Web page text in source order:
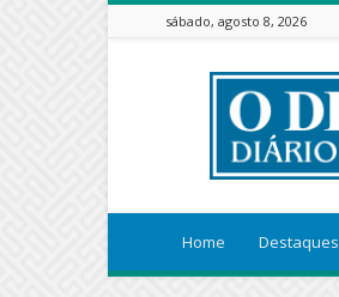
sábado, agosto 8, 2026
ODEBATEON
Home Destaques